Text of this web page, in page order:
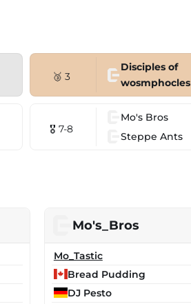
🥉 3
Disciples of
wosmphocles
🎖 7-8
Mo's Bros
Steppe Ants
Mo's_Bros
Mo_Tastic
Bread Pudding
DJ Pesto